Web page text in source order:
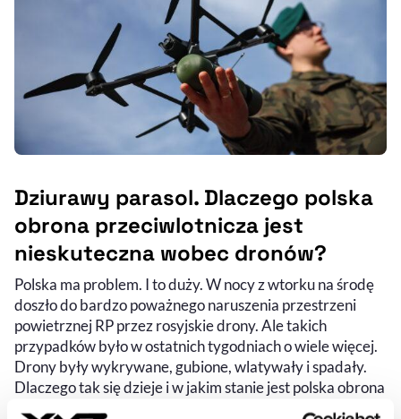
Dziurawy parasol. Dlaczego polska
obrona przeciwlotnicza jest
nieskuteczna wobec dronów?
Polska ma problem. I to duży. W nocy z wtorku na środę
doszło do bardzo poważnego naruszenia przestrzeni
powietrznej RP przez rosyjskie drony. Ale takich
przypadków było w ostatnich tygodniach o wiele więcej.
Drony były wykrywane, gubione, wlatywały i spadały.
Dlaczego tak się dzieje i w jakim stanie jest polska obrona
przeciwlotnicza?